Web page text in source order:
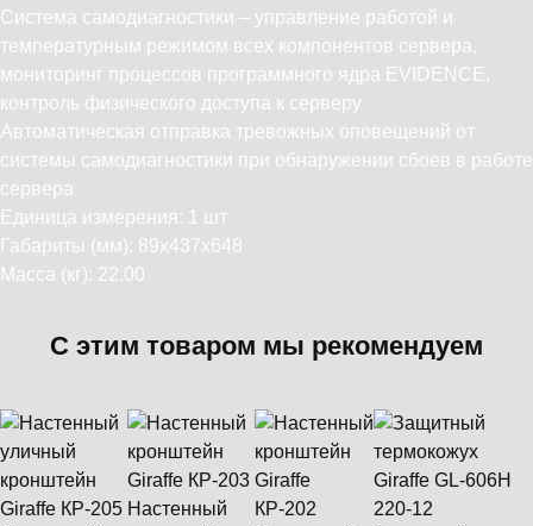
Cистема самодиагностики – управление работой и
температурным режимом всех компонентов сервера,
мониторинг процессов программного ядра EVIDENCE,
контроль физического доступа к серверу
Автоматическая отправка тревожных оповещений от
системы самодиагностики при обнаружении сбоев в работе
сервера
Единица измерения: 1 шт
Габариты (мм): 89x437x648
Масса (кг): 22.00
С этим товаром мы рекомендуем
Настенный